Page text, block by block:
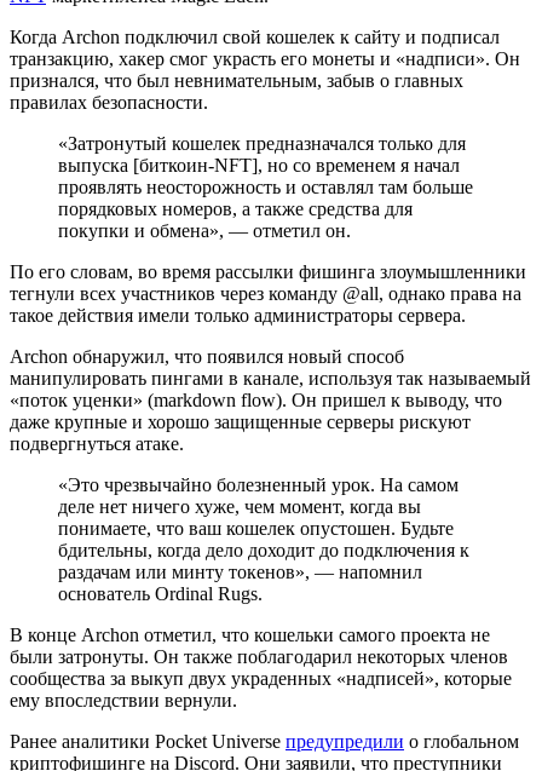
Когда Archon подключил свой кошелек к сайту и подписал
транзакцию, хакер смог украсть его монеты и «надписи». Он
признался, что был невнимательным, забыв о главных
правилах безопасности.
«Затронутый кошелек предназначался только для
выпуска [биткоин-NFT], но со временем я начал
проявлять неосторожность и оставлял там больше
порядковых номеров, а также средства для
покупки и обмена», — отметил он.
По его словам, во время рассылки фишинга злоумышленники
тегнули всех участников через команду @all, однако права на
такое действия имели только администраторы сервера.
Archon обнаружил, что появился новый способ
манипулировать пингами в канале, используя так называемый
«поток уценки» (markdown flow). Он пришел к выводу, что
даже крупные и хорошо защищенные серверы рискуют
подвергнуться атаке.
«Это чрезвычайно болезненный урок. На самом
деле нет ничего хуже, чем момент, когда вы
понимаете, что ваш кошелек опустошен. Будьте
бдительны, когда дело доходит до подключения к
раздачам или минту токенов», — напомнил
основатель Ordinal Rugs.
В конце Archon отметил, что кошельки самого проекта не
были затронуты. Он также поблагодарил некоторых членов
сообщества за выкуп двух украденных «надписей», которые
ему впоследствии вернули.
Ранее аналитики Pocket Universe предупредили о глобальном
криптофишинге на Discord. Они заявили, что преступники